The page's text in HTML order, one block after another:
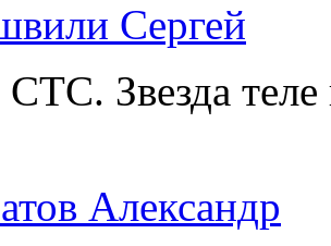
Сергей
СТС. Звезда
Александр